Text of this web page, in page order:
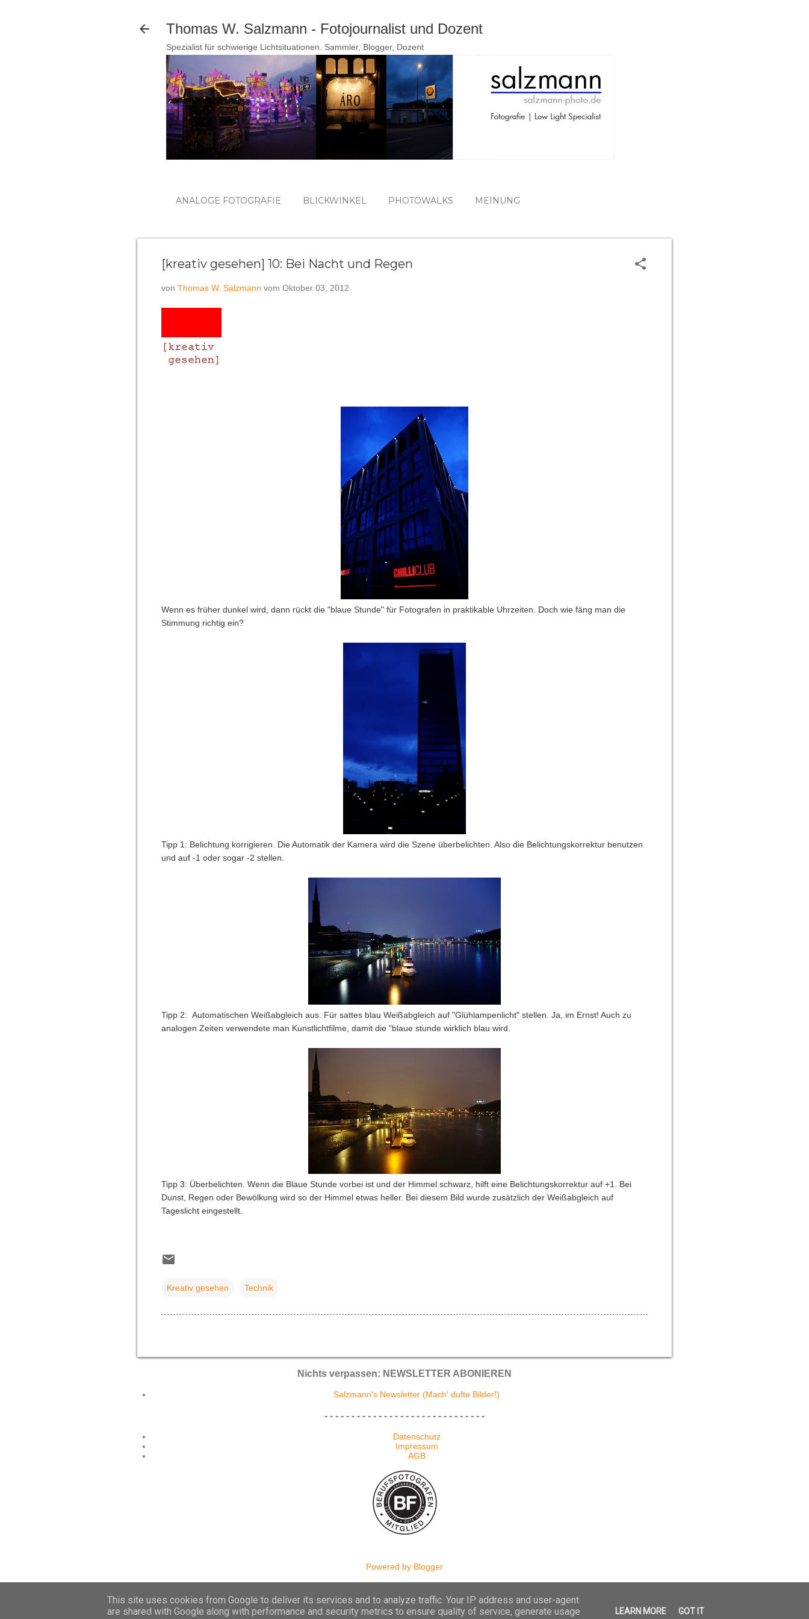
Thomas W. Salzmann - Fotojournalist und Dozent
Spezialist für schwierige Lichtsituationen. Sammler, Blogger, Dozent
ANALOGE FOTOGRAFIE BLICKWINKEL PHOTOWALKS MEINUNG
[kreativ gesehen] 10: Bei Nacht und Regen
von Thomas W. Salzmann vom Oktober 03, 2012
Wenn es früher dunkel wird, dann rückt die "blaue Stunde" für Fotografen in praktikable Uhrzeiten. Doch wie fäng man die
Stimmung richtig ein?
Tipp 1: Belichtung korrigieren. Die Automatik der Kamera wird die Szene überbelichten. Also die Belichtungskorrektur benutzen
und auf -1 oder sogar -2 stellen.
Tipp 2: Automatischen Weißabgleich aus. Für sattes blau Weißabgleich auf "Glühlampenlicht" stellen. Ja, im Ernst! Auch zu
analogen Zeiten verwendete man Kunstlichtfilme, damit die "blaue stunde wirklich blau wird.
Tipp 3: Überbelichten. Wenn die Blaue Stunde vorbei ist und der Himmel schwarz, hilft eine Belichtungskorrektur auf +1. Bei
Dunst, Regen oder Bewölkung wird so der Himmel etwas heller. Bei diesem Bild wurde zusätzlich der Weißabgleich auf
Tageslicht eingestellt.
Kreativ gesehen Technik
Nichts verpassen: NEWSLETTER ABONIEREN
Salzmann's Newsletter (Mach' dufte Bilder!)
- - - - - - - - - - - - - - - - - - - - - - - - - - - - - -
Datenschutz
Impressum
AGB
Powered by Blogger
Missbrauch melden
This site uses cookies from Google to deliver its services and to analyze traffic. Your IP address and user-agent
are shared with Google along with performance and security metrics to ensure quality of service, generate usage
LEARN MORE GOT IT